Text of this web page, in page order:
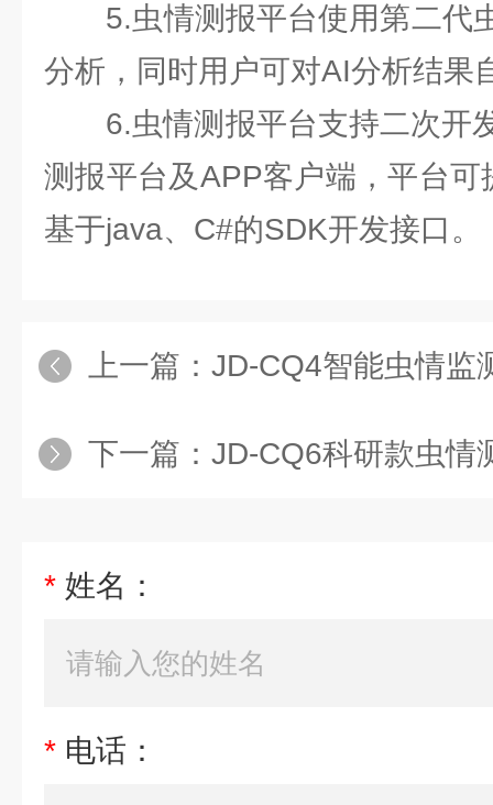
5.虫情测报平台使用第二代
分析，同时用户可对AI分析结果
6.虫情测报平台支持二次开
测报平台及APP客户端，平台
基于java、C#的SDK开发接口。
上一篇： JD-CQ4智能虫情监
下一篇： JD-CQ6科研款虫情
* 姓名：
* 电话：